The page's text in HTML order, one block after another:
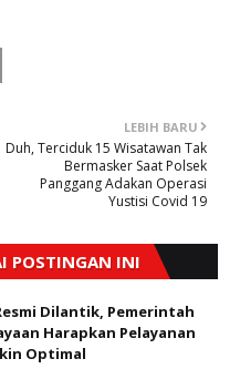
LEBIH BARU
Duh, Terciduk 15 Wisatawan Tak
Bermasker Saat Polsek
Panggang Adakan Operasi
Yustisi Covid 19
POSTINGAN INI
Dilantik, Pemerintah
Harapkan Pelayanan
Optimal